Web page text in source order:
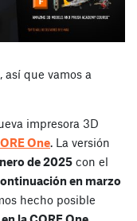
así que vamos a
impresora 3D
One. La versión
de 2025 con el
en marzo
hecho posible